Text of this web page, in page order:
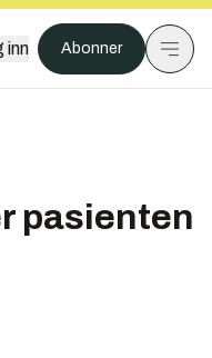
inn Abonner
pasienten